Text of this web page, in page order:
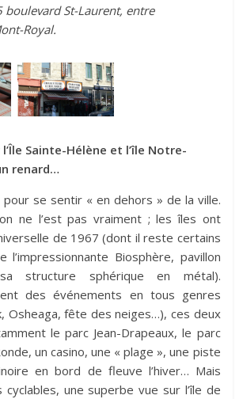
boulevard St-Laurent, entre
Royal.
Sainte-Hélène et l’île Notre-
renard…
se sentir « en dehors » de la ville.
ne l’est pas vraiment ; les îles ont
de 1967 (dont il reste certains
l’impressionnante Biosphère, pavillon
structure sphérique en métal).
des événements en tous genres
Osheaga, fête des neiges…), ces deux
le parc Jean-Drapeaux, le parc
un casino, une « plage », une piste
en bord de fleuve l’hiver… Mais
une superbe vue sur l’île de